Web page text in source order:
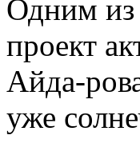
Одним из
проект
Айда-
уже